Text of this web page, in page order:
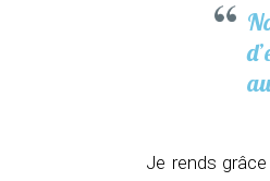
Je rends